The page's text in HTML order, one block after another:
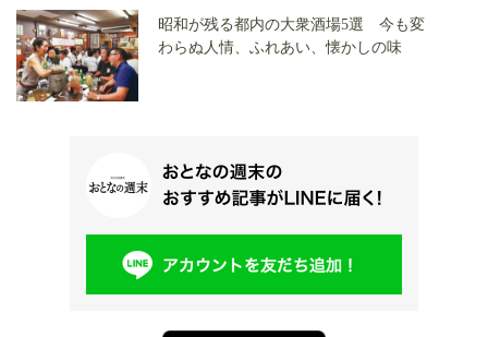
昭和が残る都内の大衆酒場5選 今も変
わらぬ人情、ふれあい、懐かしの味